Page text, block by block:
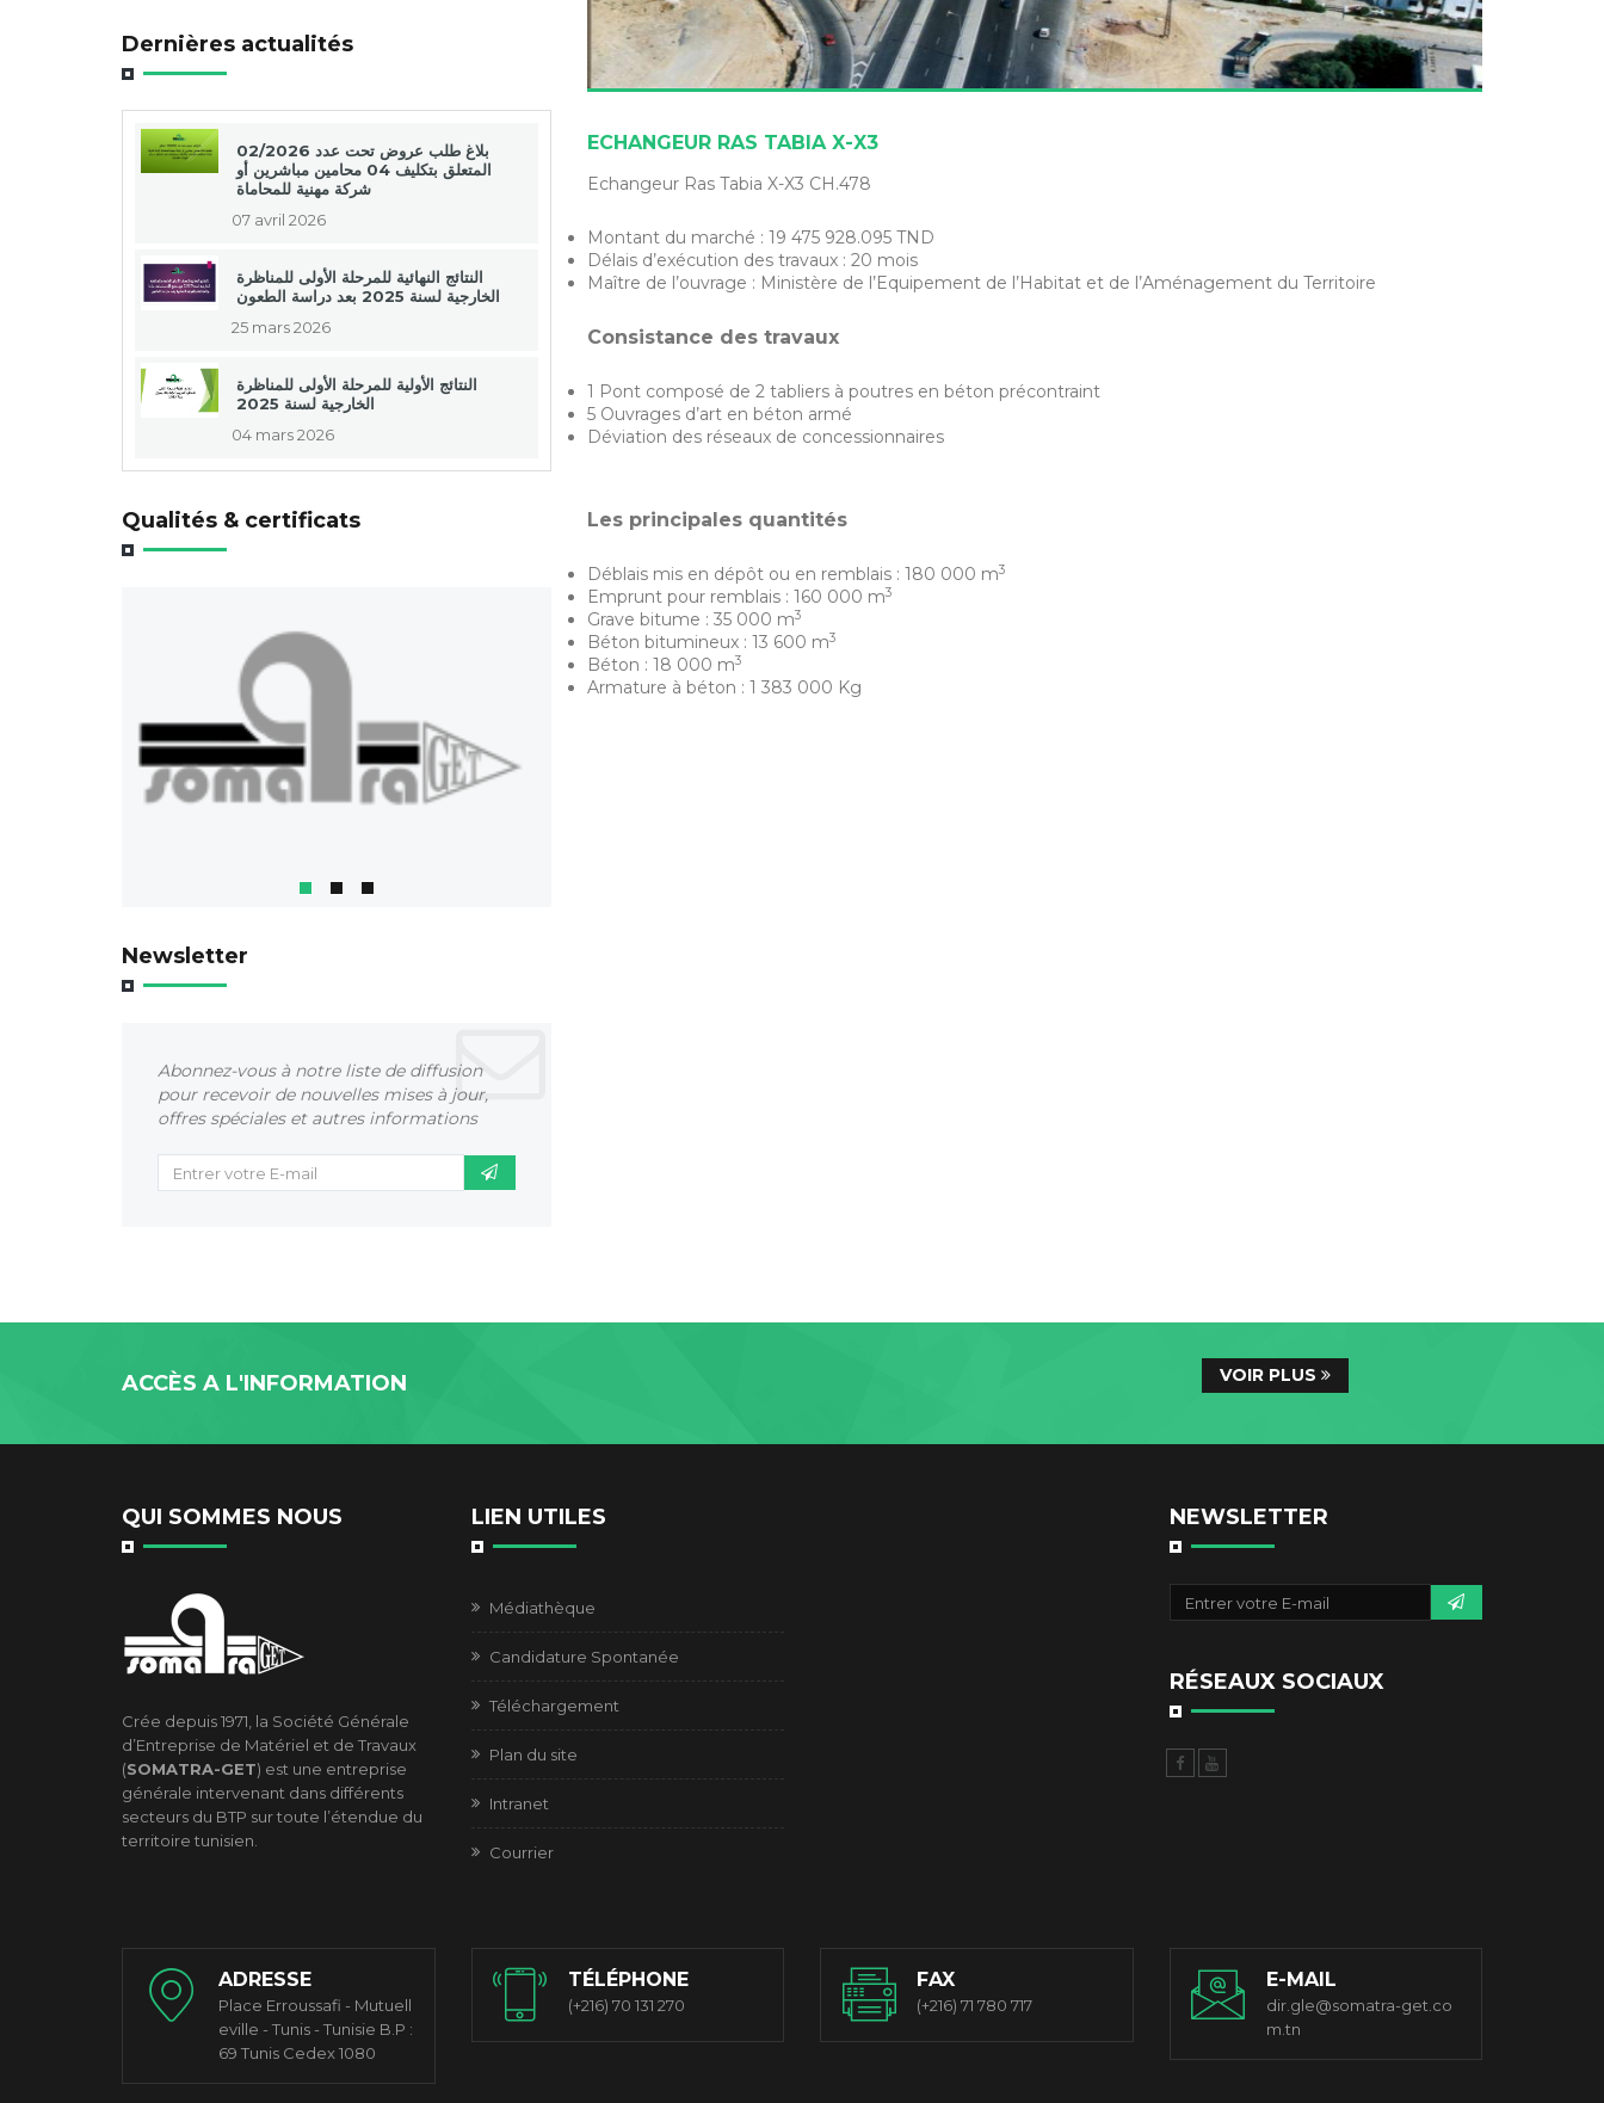
Dernières actualités
بلاغ طلب عروض تحت عدد 02/2026
المتعلق بتكليف 04 محامين مباشرين أو
شركة مهنية للمحاماة
07 avril 2026
النتائج النهائية للمرحلة الأولى للمناظرة
الخارجية لسنة 2025 بعد دراسة الطعون
25 mars 2026
النتائج الأولية للمرحلة الأولى للمناظرة
الخارجية لسنة 2025
04 mars 2026
Qualités & certificats
Newsletter
Abonnez-vous à notre liste de diffusion
pour recevoir de nouvelles mises à jour,
offres spéciales et autres informations
ECHANGEUR RAS TABIA X-X3
Echangeur Ras Tabia X-X3 CH.478
Montant du marché : 19 475 928.095 TND
Délais d’exécution des travaux : 20 mois
Maître de l’ouvrage : Ministère de l’Equipement de l’Habitat et de l’Aménagement du Territoire
Consistance des travaux
1 Pont composé de 2 tabliers à poutres en béton précontraint
5 Ouvrages d’art en béton armé
Déviation des réseaux de concessionnaires
Les principales quantités
Déblais mis en dépôt ou en remblais : 180 000 m3
Emprunt pour remblais : 160 000 m3
Grave bitume : 35 000 m3
Béton bitumineux : 13 600 m3
Béton : 18 000 m3
Armature à béton : 1 383 000 Kg
ACCÈS A L'INFORMATION VOIR PLUS
QUI SOMMES NOUS
Crée depuis 1971, la Société Générale
d’Entreprise de Matériel et de Travaux
(SOMATRA-GET) est une entreprise
générale intervenant dans différents
secteurs du BTP sur toute l’étendue du
territoire tunisien.
LIEN UTILES
Médiathèque
Candidature Spontanée
Téléchargement
Plan du site
Intranet
Courrier
NEWSLETTER
RÉSEAUX SOCIAUX
ADRESSE
Place Erroussafi - Mutuell
eville - Tunis - Tunisie B.P :
69 Tunis Cedex 1080
TÉLÉPHONE
(+216) 70 131 270
FAX
(+216) 71 780 717
E-MAIL
dir.gle@somatra-get.co
m.tn